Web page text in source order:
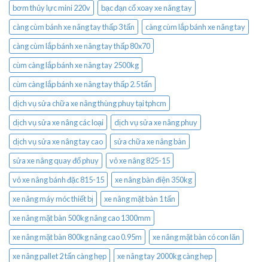
bơm thủy lực mini 220v
bạc đạn cổ xoay xe nâng tay
càng cùm bánh xe nâng tay thấp 3 tấn
càng cùm lắp bánh xe nâng tay
càng cùm lắp bánh xe nâng tay thấp 80x70
cùm càng lắp bánh xe nâng tay 2500kg
cùm càng lắp bánh xe nâng tay thấp 2.5 tấn
dịch vụ sửa chữa xe nâng thùng phuy tại tphcm
dịch vụ sửa xe nâng các loại
dịch vụ sửa xe nâng phuy
dịch vụ sửa xe nâng tay cao
sửa chữa xe nâng bàn
sửa xe nâng quay đổ phuy
vỏ xe nâng 825-15
vỏ xe nâng bánh đặc 815-15
xe nâng bàn điện 350kg
xe nâng máy móc thiết bị
xe nâng mặt bàn 1 tấn
xe nâng mặt bàn 500kg nâng cao 1300mm
xe nâng mặt bàn 800kg nâng cao 0.95m
xe nâng mặt bàn có con lăn
xe nâng pallet 2 tấn càng hẹp
xe nâng tay 2000kg càng hẹp